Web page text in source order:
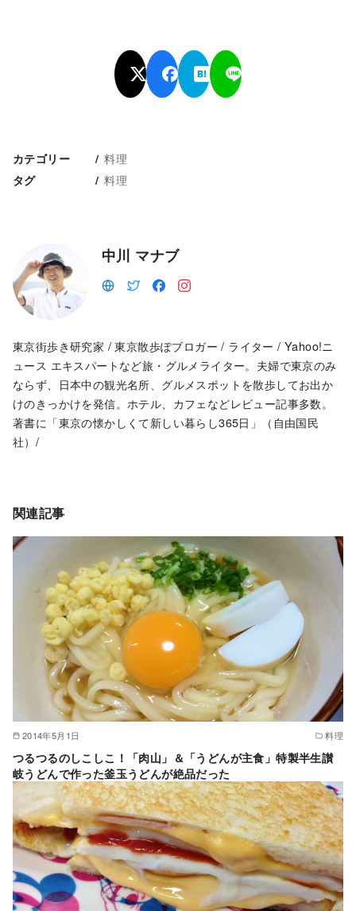
カテゴリー 料理
タグ 料理
中川 マナブ
東京街歩き研究家 / 東京散歩ぽブロガー / ライター / Yahoo!ニ
ュース エキスパートなど旅・グルメライター。夫婦で東京のみ
ならず、日本中の観光名所、グルメスポットを散歩してお出か
けのきっかけを発信。ホテル、カフェなどレビュー記事多数。
著書に「東京の懐かしくて新しい暮らし365日」（自由国民
社）/
関連記事
2014年5月1日 料理
つるつるのしこしこ！「肉山」＆「うどんが主食」特製半生讃
岐うどんで作った釜玉うどんが絶品だった